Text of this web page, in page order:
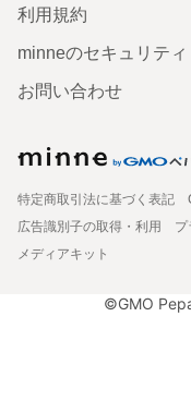
利用規約
minneのセキュリティ
お問い合わせ
特定商取引法に基づく表記
広告識別子の取得・利用
プ
メディアキット
©GMO